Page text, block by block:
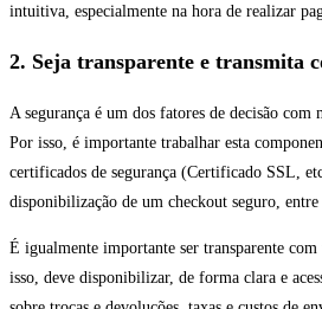
intuitiva, especialmente na hora de realizar
2. Seja transparente e transmita
A segurança é um dos fatores de decisão com
Por isso, é importante trabalhar esta
certificados de segurança (Certificado SSL,
disponibilização de um checkout seguro, entre
É igualmente importante ser transparente com
isso, deve disponibilizar, de forma clara e